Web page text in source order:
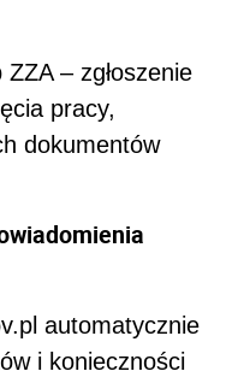
– zgłoszenie
pracy,
dokumentów
automatycznie
i konieczności